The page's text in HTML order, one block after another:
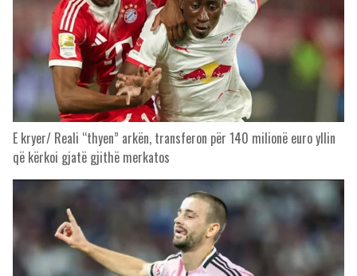
E kryer/ Reali “thyen” arkën, transferon për 140 milionë euro yllin
që kërkoi gjatë gjithë merkatos